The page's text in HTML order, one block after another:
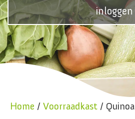
inloggen
Home / Voorraadkast / Quinoa